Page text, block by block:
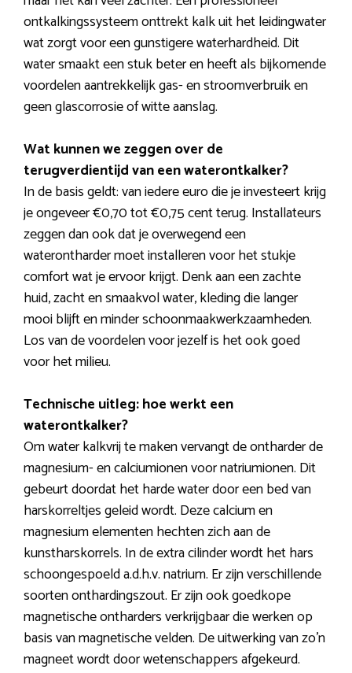
ontkalkingssysteem onttrekt kalk uit het leidingwater
wat zorgt voor een gunstigere waterhardheid. Dit
water smaakt een stuk beter en heeft als bijkomende
voordelen aantrekkelijk gas- en stroomverbruik en
geen glascorrosie of witte aanslag.
Wat kunnen we zeggen over de
terugverdientijd van een waterontkalker?
In de basis geldt: van iedere euro die je investeert krijg
je ongeveer €0,70 tot €0,75 cent terug. Installateurs
zeggen dan ook dat je overwegend een
waterontharder moet installeren voor het stukje
comfort wat je ervoor krijgt. Denk aan een zachte
huid, zacht en smaakvol water, kleding die langer
mooi blijft en minder schoonmaakwerkzaamheden.
Los van de voordelen voor jezelf is het ook goed
voor het milieu.
Technische uitleg: hoe werkt een
waterontkalker?
Om water kalkvrij te maken vervangt de ontharder de
magnesium- en calciumionen voor natriumionen. Dit
gebeurt doordat het harde water door een bed van
harskorreltjes geleid wordt. Deze calcium en
magnesium elementen hechten zich aan de
kunstharskorrels. In de extra cilinder wordt het hars
schoongespoeld a.d.h.v. natrium. Er zijn verschillende
soorten onthardingszout. Er zijn ook goedkope
magnetische ontharders verkrijgbaar die werken op
basis van magnetische velden. De uitwerking van zo’n
magneet wordt door wetenschappers afgekeurd.